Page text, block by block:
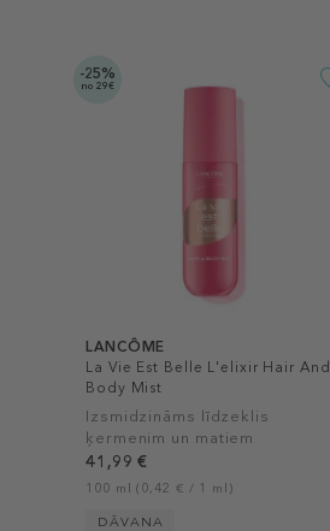
-25%
no 29€
LANCÔME
La Vie Est Belle L'elixir Hair And
Body Mist
Izsmidzināms līdzeklis
ķermenim un matiem
41,99 €
100 ml (0,42 € / 1 ml)
DĀVANA